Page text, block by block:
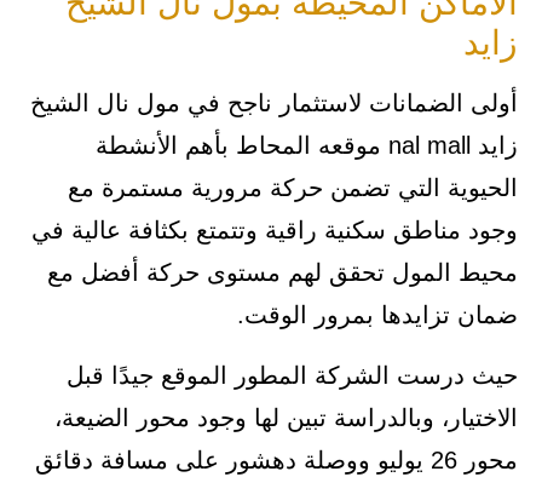
زايد
أولى الضمانات لاستثمار ناجح في مول نال الشيخ
زايد nal mall موقعه المحاط بأهم الأنشطة
الحيوية التي تضمن حركة مرورية مستمرة مع
وجود مناطق سكنية راقية وتتمتع بكثافة عالية في
محيط المول تحقق لهم مستوى حركة أفضل مع
ضمان تزايدها بمرور الوقت.
حيث درست الشركة المطور الموقع جيدًا قبل
الاختيار، وبالدراسة تبين لها وجود محور الضيعة،
محور 26 يوليو ووصلة دهشور على مسافة دقائق